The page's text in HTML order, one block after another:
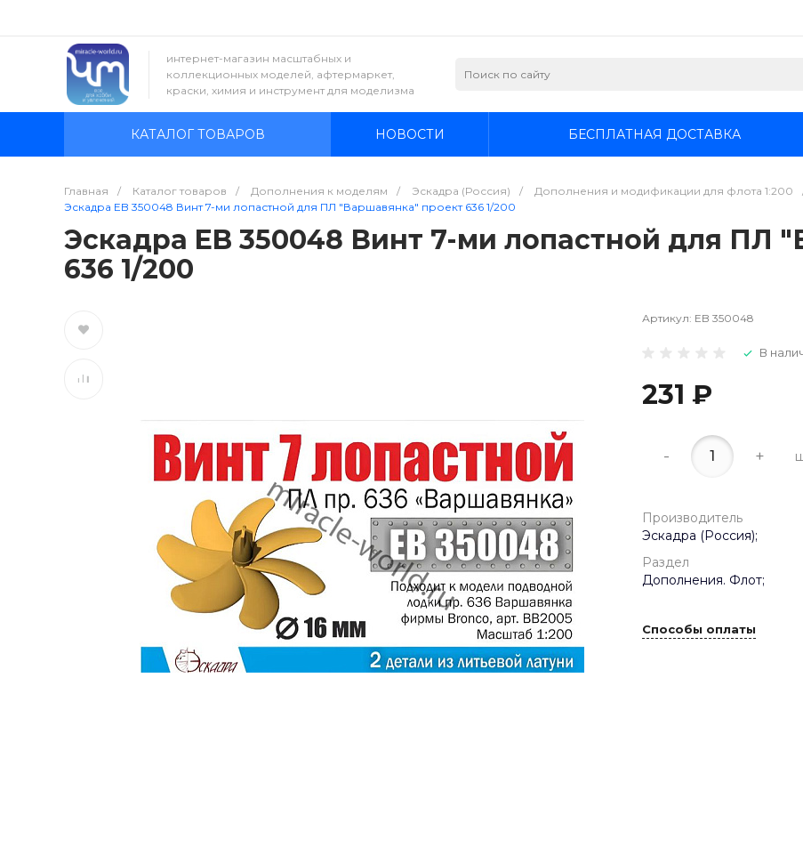
интернет-магазин масштабных и
коллекционных моделей, афтермаркет,
краски, химия и инструмент для моделизма
КАТАЛОГ ТОВАРОВ НОВОСТИ БЕСПЛАТНАЯ ДОСТАВКА
Главная / Каталог товаров / Дополнения к моделям / Эскадра (Россия) / Дополнения и модификации для флота 1:200
Эскадра EB 350048 Винт 7-ми лопастной для ПЛ "Варшавянка" проект 636 1/200
Эскадра EB 350048 Винт 7-ми лопастной для ПЛ
636 1/200
Артикул: EB 350048
В
231 ₽
- +
Производитель
Эскадра (Россия);
Раздел
Дополнения. Флот;
Способы оплаты